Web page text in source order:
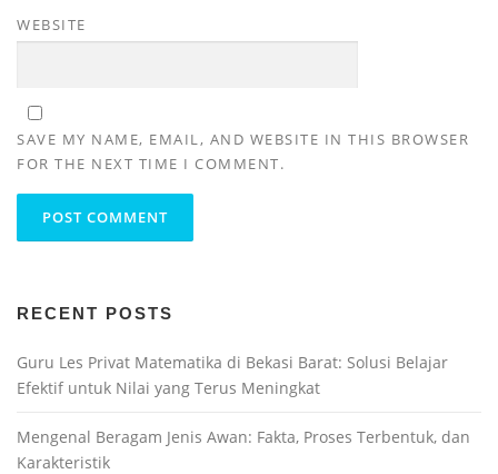
WEBSITE
SAVE MY NAME, EMAIL, AND WEBSITE IN THIS BROWSER
FOR THE NEXT TIME I COMMENT.
RECENT POSTS
Guru Les Privat Matematika di Bekasi Barat: Solusi Belajar
Efektif untuk Nilai yang Terus Meningkat
Mengenal Beragam Jenis Awan: Fakta, Proses Terbentuk, dan
Karakteristik